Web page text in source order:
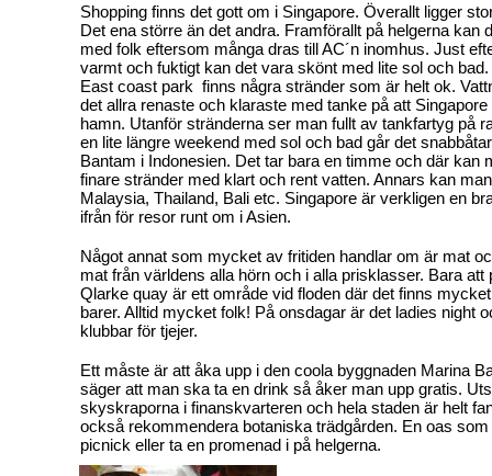
Shopping finns det gott om i Singapore. Överallt ligger
Det ena större än det andra. Framförallt på helgerna kan
med folk eftersom många dras till AC´n inomhus. Just
varmt och fuktigt kan det vara skönt med lite sol och
East coast park finns några stränder som är helt ok.
det allra renaste och klaraste med tanke på att
hamn. Utanför stränderna ser man fullt av tankfartyg på
en lite längre weekend med sol och bad går det
Bantam i Indonesien. Det tar bara en timme och där kan
finare stränder med klart och rent vatten. Annars kan
Malaysia, Thailand, Bali etc. Singapore är verkligen en
ifrån för resor runt om i Asien.
Något annat som mycket av fritiden handlar om är mat
mat från världens alla hörn och i alla prisklasser. Bara att
Qlarke quay är ett område vid floden där det finns
barer. Alltid mycket folk! På onsdagar är det ladies night
klubbar för tjejer.
Ett måste är att åka upp i den coola byggnaden Marina
säger att man ska ta en drink så åker man upp gratis.
skyskraporna i finanskvarteren och hela staden är helt
också rekommendera botaniska trädgården. En oas
picnick eller ta en promenad i på helgerna.